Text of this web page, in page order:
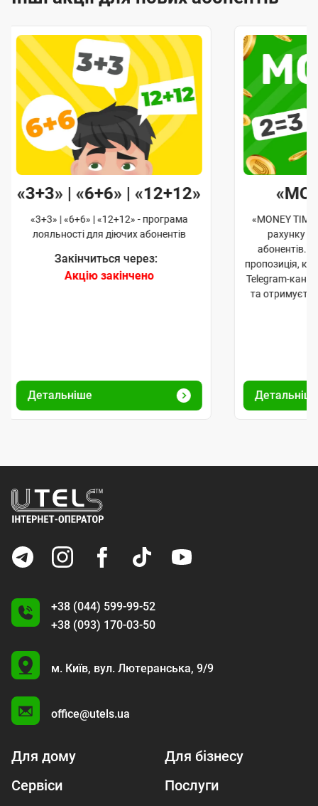
«3+3» | «6+6» | «12+12»
«3+3» | «6+6» | «12+12» - програма
лояльності для діючих абонентів
Закінчиться через:
Акцію закінчено
Детальніше
«MONEY
рахунку
абонентів.
пропозиція,
Telegram-
та
+38 (044) 599-99-52
+38 (093) 170-03-50
U
м. Київ, вул. Лютеранська, 9/9
office@utels.ua
Для дому
Для бізнесу
Сервіси
Послуги